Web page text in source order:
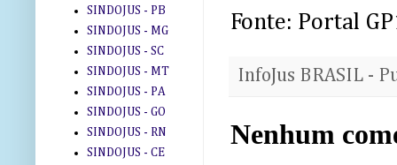
Fonte: Portal
InfoJus BRASIL -
Nenhum
SINDOJUS - PB
SINDOJUS - MG
SINDOJUS - SC
SINDOJUS - MT
SINDOJUS - PA
SINDOJUS - GO
SINDOJUS - RN
SINDOJUS - CE